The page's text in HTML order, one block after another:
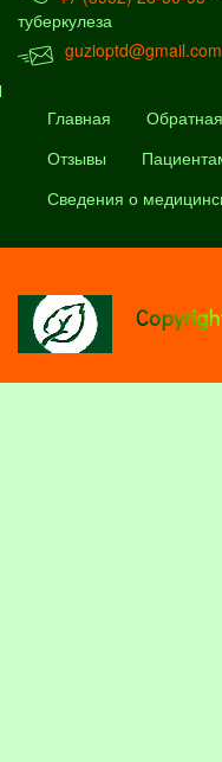
туберкулеза
guzioptd@gmail.com
Главная
Отзывы
Сведения о